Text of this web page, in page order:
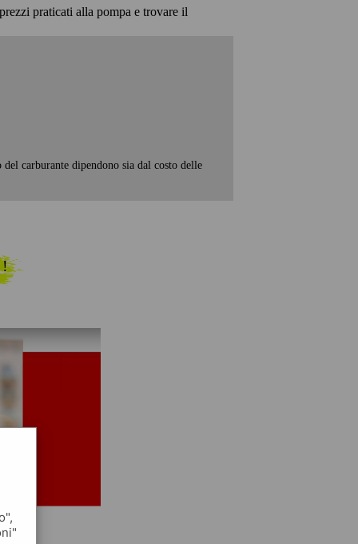
praticati alla pompa e trovare il
carburante dipendono sia dal costo delle
!